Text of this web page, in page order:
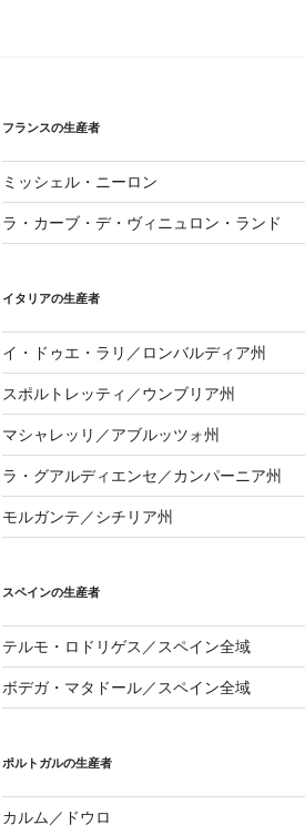
フランスの生産者
ミッシェル・ニーロン
ラ・カーブ・デ・ヴィニュロン・ランド
イタリアの生産者
イ・ドゥエ・ラリ／ロンバルディア州
スポルトレッティ／ウンブリア州
マシャレッリ／アブルッツォ州
ラ・グアルディエンセ／カンパーニア州
モルガンテ／シチリア州
スペインの生産者
テルモ・ロドリゲス／スペイン全域
ボデガ・マタドール／スペイン全域
ポルトガルの生産者
カルム／ドウロ